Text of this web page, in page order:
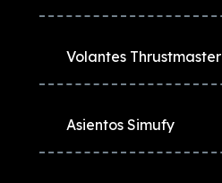
Volantes Thrustmaster
Asientos Simufy